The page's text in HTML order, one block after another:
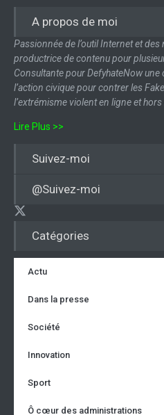
Catégories
Actu
Dans la presse
Société
Innovation
Sport
Ô cœur des administrations
A propos de moi
Passionnée de l’outil Internet et
productrice de contenu pour
Consultante pour DefyhateNow
l’action civique pour contrer les
l’extrémisme violent en ligne et hors
Lire Plus >>
Suivez-moi
@Suivez-moi